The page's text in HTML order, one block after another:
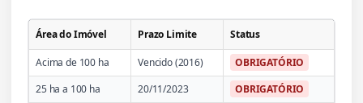
Área do Imóvel Prazo Limite Status
Acima de 100 ha Vencido (2016)
OBRIGATÓRIO
25 ha a 100 ha
20/11/2023
OBRIGATÓRIO